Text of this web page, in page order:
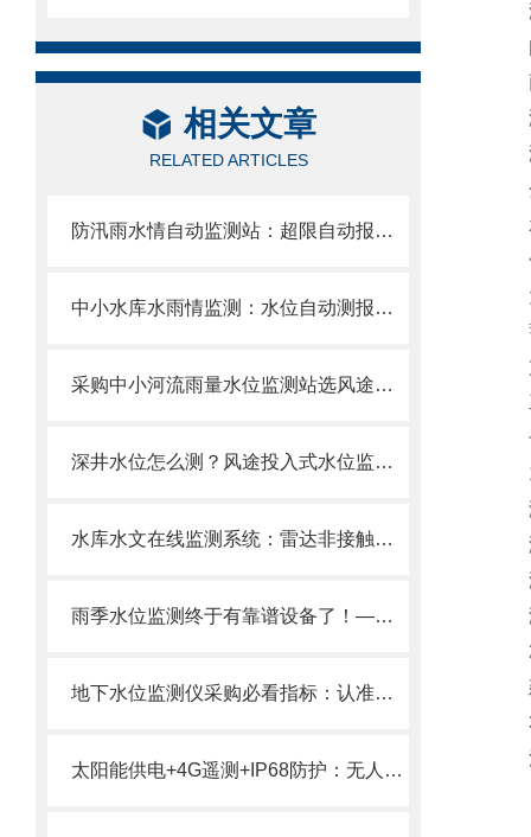
相关文章
RELATED ARTICLES
防汛雨水情自动监测站：超限自动报警，为防汛调度争取黄金响应时间。
中小水库水雨情监测：水位自动测报系统如何实现“测得到、报得出”
采购中小河流雨量水位监测站选风途价格实惠，全程服务方便！
深井水位怎么测？风途投入式水位监测站，0-400m量程，精准可靠！
水库水文在线监测系统：雷达非接触测水！不怕漂浮物泥沙雨季也能精准测！
雨季水位监测终于有靠谱设备了！—远程水位综合监测系统24h无人值守。
​地下水位监测仪采购必看指标：认准毫米静压传感与IP68防护拒绝数据漂移！
太阳能供电+4G遥测+IP68防护：无人值守河道水位监测站的长期稳定运行方案
测
间
雨
测
测
分
承
供
太
蓄
支
工
七
1
测
测
测
测
2
建
3
流